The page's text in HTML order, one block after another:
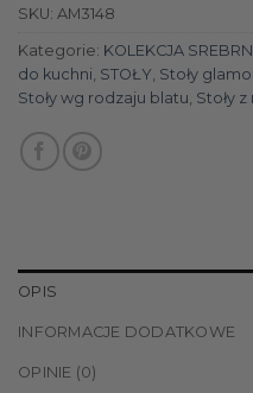
SKU: AM3148
Kategorie: KOLEKCJA
do kuchni STOŁY Stoły
Stoły wg rodzaju blatu Stoły
OPIS
INFORMACJE DODATKOWE
OPINIE (0)